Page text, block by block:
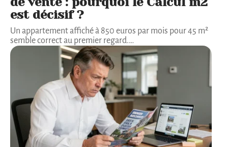
est décisif ?
Un appartement affiché à 850 euros par mois pour 45 m²
semble correct au premier regard.…